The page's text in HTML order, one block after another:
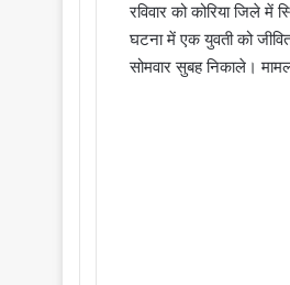
रविवार को कोरिया जिले
घटना में एक युवती को
सोमवार सुबह निकाले।